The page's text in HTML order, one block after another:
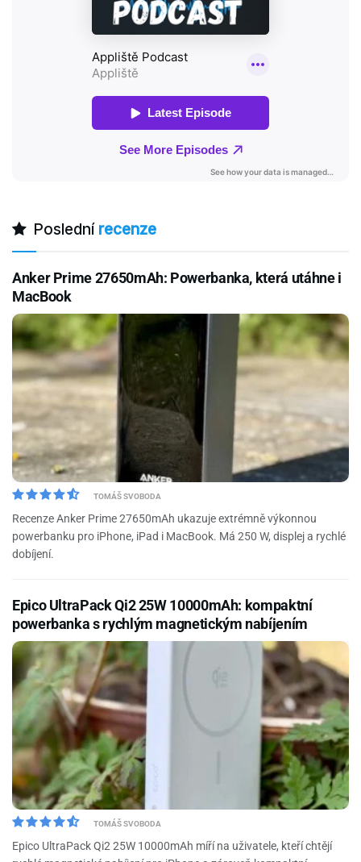
Poslední recenze
Anker Prime 27650mAh: Powerbanka, která utáhne i
MacBook
TOMÁŠ SVOBODA
Recenze Anker Prime 27650mAh ukazuje extrémně výkonnou
powerbanku pro iPhone, iPad i MacBook. Má 250 W, displej a rychlé
dobíjení.
Epico UltraPack Qi2 25W 10000mAh: kompaktní
powerbanka s rychlým magnetickým nabíjením
TOMÁŠ SVOBODA
Epico UltraPack Qi2 25W 10000mAh míří na uživatele, kteří chtějí